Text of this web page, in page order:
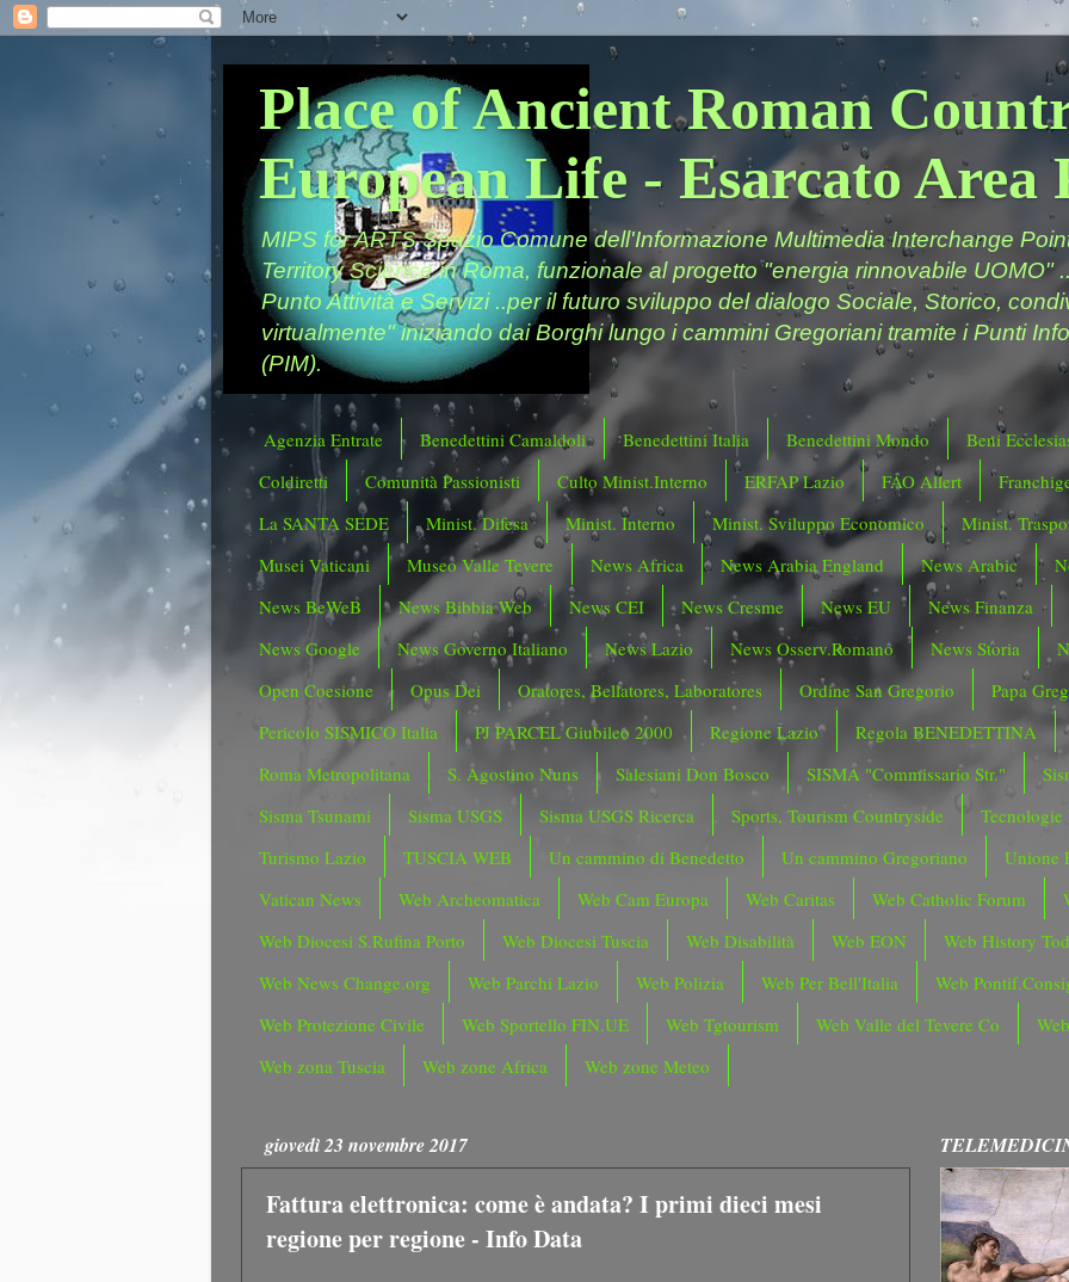
Place of Ancient Roman
European Life - Esarcato Area
MIPS for ARTS Spazio Comune dell'Informazione Multimedia Interchange
Territory Science in Roma, funzionale al progetto "energia rinnovabile UOMO"
Punto Attività e Servizi ..per il futuro sviluppo del dialogo Sociale, Storico,
virtualmente" iniziando dai Borghi lungo i cammini Gregoriani tramite i Punti
(PIM).
Agenzia Entrate Benedettini Camaldoli Benedettini Italia Benedettini Mondo
Beni
Coldiretti
Comunità Passionisti Culto Minist.Interno ERFAP Lazio FAO Allert
La SANTA SEDE
Minist. Difesa Minist. Interno Minist. Sviluppo Economico
Minist.
Musei Vaticani
Museo Valle Tevere News Africa News Arabia England News Arabic
News BeWeB
News Bibbia Web News CEI News Cresme News EU
News Finanza
News Google
News Governo Italiano News Lazio News Osserv.Romano News Storia
Open Coesione
Opus Dei Oratores, Bellatores, Laboratores Ordine San Gregorio
Papa
Pericolo SISMICO Italia
PJ PARCEL Giubileo 2000 Regione Lazio
Regola BENEDETTINA
Roma Metropolitana
S. Agostino Nuns Salesiani Don Bosco SISMA "Commissario Str."
Sisma Tsunami
Sisma USGS Sisma USGS Ricerca Sports, Tourism Countryside
Tecnologie
Turismo Lazio
TUSCIA WEB Un cammino di Benedetto Un cammino Gregoriano
Unione
Vatican News
Web Archeomatica Web Cam Europa Web Caritas Web Catholic Forum
Web Diocesi S.Rufina Porto
Web Diocesi Tuscia Web Disabilità Web EON
Web History
Web News Change.org
Web Parchi Lazio Web Polizia Web Per Bell'Italia
Web
Web Protezione Civile
Web Sportello FIN.UE Web Tgtourism Web Valle del Tevere Co
Web zona Tuscia
Web zone Africa Web zone Meteo
giovedì 23 novembre 2017
Fattura elettronica: come è andata? I primi dieci mesi
regione per regione - Info Data